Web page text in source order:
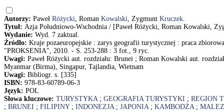
Autorzy: Paweł Różycki, Roman Kowalski, Zygmunt Kruczek.
Tytuł: Azja Południowo-Wschodnia / [Paweł Różycki, Roman Kowalski,
Wydanie: Wyd. 7 zaktual.
Źródło: Kraje pozaeuropejskie : zarys geografii turystycznej : praca
"PROKSENIA", 2010. - S. 253-288 : 3 fot., 9 ryc.
Uwagi: Paweł Różycki aut. rozdziału: Brunei ; Roman Kowalski aut.
Myanmar (Birma), Singapur, Tajlandia, Wietnam
Uwagi: Bibliogr. s. [335]
ISBN: 978-83-60789-06-3
Język: POL
Słowa kluczowe: TURYSTYKA; GEOGRAFIA TURYSTYKI ; REGION
; BRUNEI ; FILIPINY; INDONEZJA; JAPONIA; KAMBODŻA;